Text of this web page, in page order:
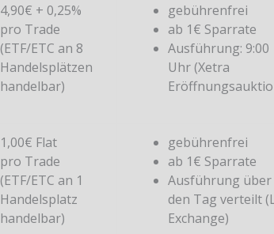
4,90€ + 0,25%
pro Trade
(ETF/ETC an 8
Handelsplätzen
handelbar)
gebührenfrei
ab 1€ Sparrate
Ausführung: 9:00
Uhr (Xetra
1,00€ Flat
pro Trade
(ETF/ETC an 1
Handelsplatz
handelbar)
gebührenfrei
ab 1€ Sparrate
Ausführung über
den Tag verteilt
Exchange)